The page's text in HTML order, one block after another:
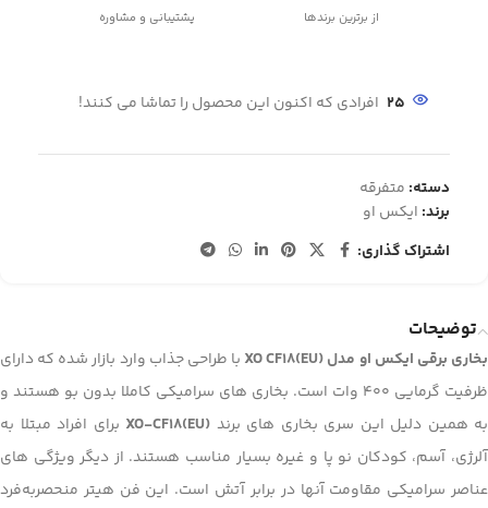
از برترین برندها پشتیبانی و مشاوره
25 افرادی که اکنون این محصول را تماشا می کنند!
دسته: متفرقه
برند: ایکس او
اشتراک گذاری:
توضیحات
بخاری برقی ایکس او مدل XO CF18(EU)
با طراحی جذاب وارد بازار شده که دارای
ظرفیت گرمایی 400 وات است. بخاری های سرامیکی کاملا بدون بو هستند و
به همین دلیل این سری بخاری های برند XO-CF18(EU) برای افراد مبتلا به
آلرژی، آسم، کودکان نو پا و غیره بسیار مناسب هستند. از دیگر ویژگی های
عناصر سرامیکی مقاومت آنها در برابر آتش است. این فن هیتر منحصربه‌فرد